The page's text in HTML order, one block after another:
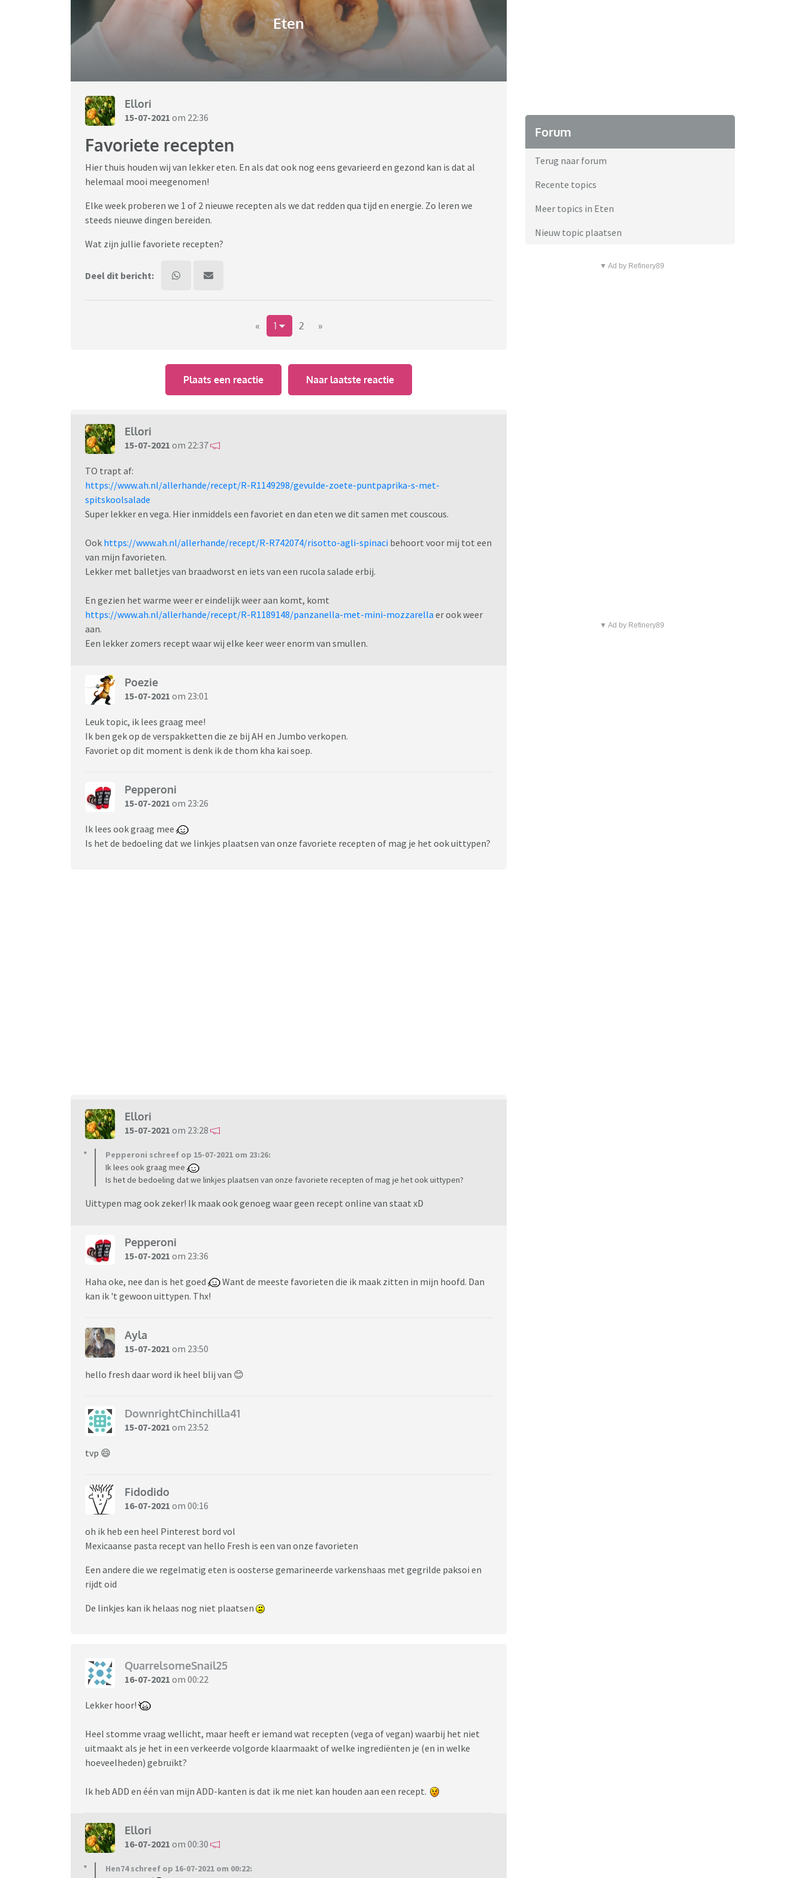
Eten
Ellori
15-07-2021 om 22:36
Favoriete recepten
Hier thuis houden wij van lekker eten. En als dat ook nog eens gevarieerd en gezond kan is dat al
helemaal mooi meegenomen!
Elke week proberen we 1 of 2 nieuwe recepten als we dat redden qua tijd en energie. Zo leren we
steeds nieuwe dingen bereiden.
Wat zijn jullie favoriete recepten?
Deel dit bericht:
« 1 2 »
Plaats een reactie Naar laatste reactie
Ellori
15-07-2021 om 22:37
TO trapt af:
https://www.ah.nl/allerhande/recept/R-R1149298/gevulde-zoete-puntpaprika-s-met-
spitskoolsalade
Super lekker en vega. Hier inmiddels een favoriet en dan eten we dit samen met couscous.
Ook https://www.ah.nl/allerhande/recept/R-R742074/risotto-agli-spinaci behoort voor mij tot een
van mijn favorieten.
Lekker met balletjes van braadworst en iets van een rucola salade erbij.
En gezien het warme weer er eindelijk weer aan komt, komt
https://www.ah.nl/allerhande/recept/R-R1189148/panzanella-met-mini-mozzarella er ook weer
aan.
Een lekker zomers recept waar wij elke keer weer enorm van smullen.
Poezie
15-07-2021 om 23:01
Leuk topic, ik lees graag mee!
Ik ben gek op de verspakketten die ze bij AH en Jumbo verkopen.
Favoriet op dit moment is denk ik de thom kha kai soep.
Pepperoni
15-07-2021 om 23:26
Ik lees ook graag mee
Is het de bedoeling dat we linkjes plaatsen van onze favoriete recepten of mag je het ook uittypen?
Ellori
15-07-2021 om 23:28
Pepperoni schreef op 15-07-2021 om 23:26:
Ik lees ook graag mee
Is het de bedoeling dat we linkjes plaatsen van onze favoriete recepten of mag je het ook uittypen?
Uittypen mag ook zeker! Ik maak ook genoeg waar geen recept online van staat xD
Pepperoni
15-07-2021 om 23:36
Haha oke, nee dan is het goed
Want de meeste favorieten die ik maak zitten in mijn hoofd. Dan
kan ik 't gewoon uittypen. Thx!
Ayla
15-07-2021 om 23:50
hello fresh daar word ik heel blij van 😊
DownrightChinchilla41
15-07-2021 om 23:52
tvp 😄
Fidodido
16-07-2021 om 00:16
oh ik heb een heel Pinterest bord vol
Mexicaanse pasta recept van hello Fresh is een van onze favorieten
Een andere die we regelmatig eten is oosterse gemarineerde varkenshaas met gegrilde paksoi en
rijdt oid
De linkjes kan ik helaas nog niet plaatsen
QuarrelsomeSnail25
16-07-2021 om 00:22
Lekker hoor!
Heel stomme vraag wellicht, maar heeft er iemand wat recepten (vega of vegan) waarbij het niet
uitmaakt als je het in een verkeerde volgorde klaarmaakt of welke ingrediënten je (en in welke
hoeveelheden) gebruikt?
Ik heb ADD en één van mijn ADD-kanten is dat ik me niet kan houden aan een recept.
Ellori
16-07-2021 om 00:30
Hen74 schreef op 16-07-2021 om 00:22:
Forum
Terug naar forum
Recente topics
Meer topics in Eten
Nieuw topic plaatsen
▼ Ad by Refinery89
▼ Ad by Refinery89